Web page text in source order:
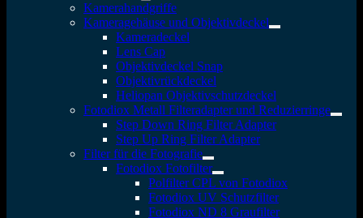
Kamerahandgriffe
Kameragehäuse und Objektivdeckel
Kameradeckel
Lens Cap
Objektivdeckel Snap
Objektivrückdeckel
Heliopan Objektivschutzdeckel
Fotodiox Metall Filteradapter und Reduzierringe
Step Down Ring Filter Adapter
Step Up Ring Filter Adapter
Filter für die Fotografie
Fotodiox Fotofilter
Polfilter CPL von Fotodiox
Fotodiox UV Schutzfilter
Fotodiox ND 8 Graufilter